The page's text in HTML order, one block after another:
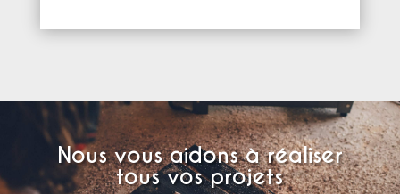
Nous vous aidons à réaliser
tous vos projets